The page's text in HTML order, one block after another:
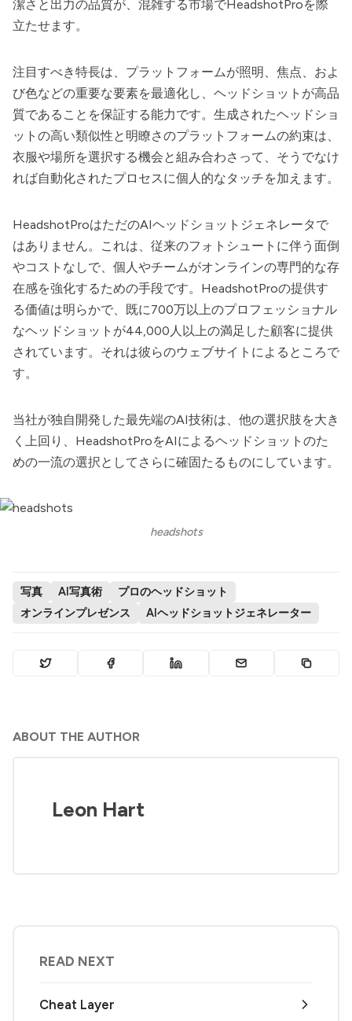
潔さと出力の品質が、混雑する市場でHeadshotProを際
立たせます。
注目すべき特長は、プラットフォームが照明、焦点、およ
び色などの重要な要素を最適化し、ヘッドショットが高品
質であることを保証する能力です。生成されたヘッドショ
ットの高い類似性と明瞭さのプラットフォームの約束は、
衣服や場所を選択する機会と組み合わさって、そうでなけ
れば自動化されたプロセスに個人的なタッチを加えます。
HeadshotProはただのAIヘッドショットジェネレータで
はありません。これは、従来のフォトシュートに伴う面倒
やコストなしで、個人やチームがオンラインの専門的な存
在感を強化するための手段です。 HeadshotProの提供す
る価値は明らかで、既に700万以上のプロフェッショナル
なヘッドショットが44,000人以上の満足した顧客に提供
されています。それは彼らのウェブサイトによるところで
す。
当社が独自開発した最先端のAI技術は、他の選択肢を大き
く上回り、 HeadshotProをAIによるヘッドショットのた
めの一流の選択としてさらに確固たるものにしています。
headshots
写真 AI写真術
プロのヘッドショット
オンラインプレゼンス
AIヘッドショットジェネレーター
ABOUT THE AUTHOR
Leon Hart
READ NEXT
Cheat Layer